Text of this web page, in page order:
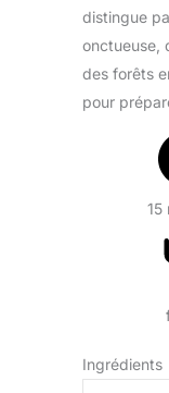
distingue
onctueuse,
des forêts
pour
15
Ingrédients